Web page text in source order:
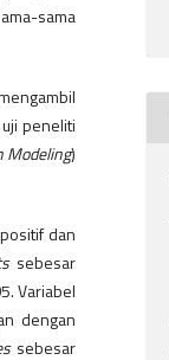
sama
peneliti
Modeling)
dan
sebesar
Variabel
dengan
sebesar